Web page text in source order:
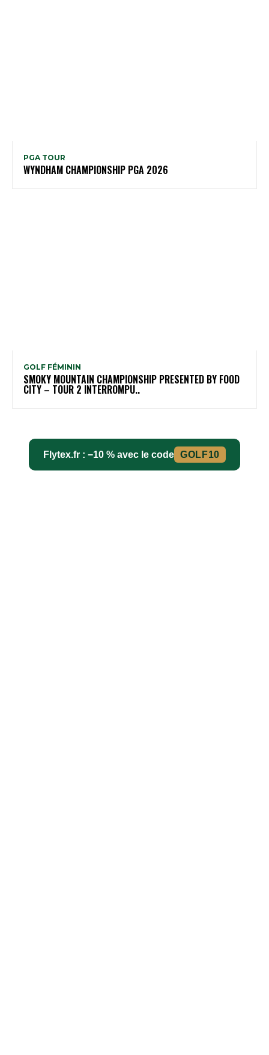
PGA TOUR
WYNDHAM CHAMPIONSHIP PGA 2026
GOLF FÉMININ
SMOKY MOUNTAIN CHAMPIONSHIP PRESENTED BY FOOD
CITY – TOUR 2 INTERROMPU..
Flytex.fr : −10 % avec le code GOLF10